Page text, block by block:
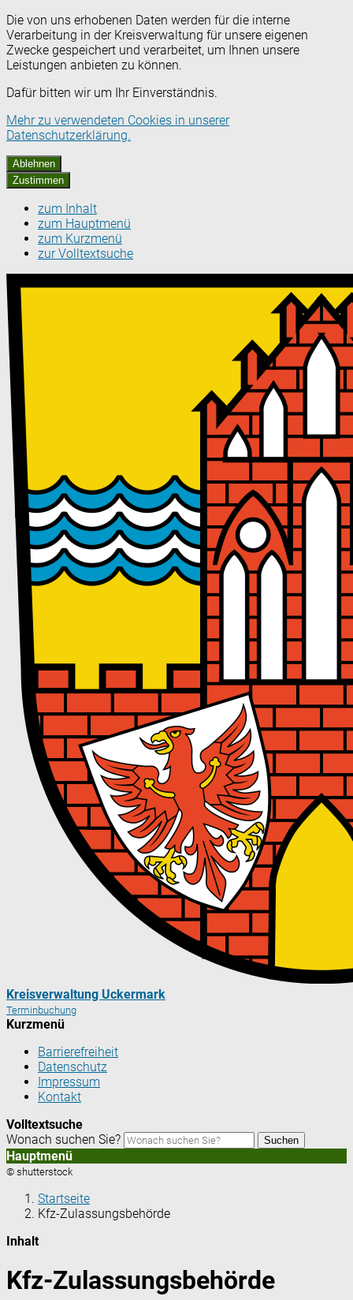
Die von uns erhobenen Daten werden für die interne
Verarbeitung in der Kreisverwaltung für unsere eigenen
Zwecke gespeichert und verarbeitet, um Ihnen unsere
Leistungen anbieten zu können.
Dafür bitten wir um Ihr Einverständnis.
Mehr zu verwendeten Cookies in unserer
Datenschutzerklärung.
Ablehnen
Zustimmen
zum Inhalt
zum Hauptmenü
zum Kurzmenü
zur Volltextsuche
Kreisverwaltung Uckermark
Terminbuchung
Kurzmenü
Barrierefreiheit
Datenschutz
Impressum
Kontakt
Volltextsuche
Wonach suchen Sie?
Suchen
Hauptmenü
© shutterstock
Startseite
Kfz-Zulassungsbehörde
Inhalt
Kfz-Zulassungsbehörde